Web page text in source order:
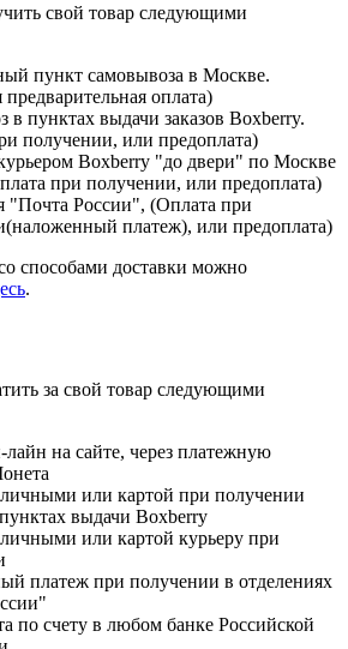
свой товар следующими
пункт самовывоза в Москве.
предварительная оплата)
в пунктах выдачи заказов Boxberry.
получении, или предоплата)
Boxberry "до двери" по Москве
при получении, или предоплата)
"Почта России", (Оплата при
платеж), или предоплата)
способами доставки можно
.
за свой товар следующими
на сайте, через платежную
или картой при получении
выдачи Boxberry
или картой курьеру при
платеж при получении в отделениях
по счету в любом банке Российской